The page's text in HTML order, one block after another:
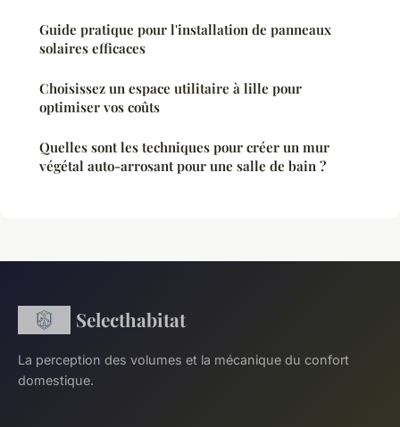
Guide pratique pour l'installation de panneaux
solaires efficaces
Choisissez un espace utilitaire à lille pour
optimiser vos coûts
Quelles sont les techniques pour créer un mur
végétal auto-arrosant pour une salle de bain ?
Selecthabitat
La perception des volumes et la mécanique du confort
domestique.